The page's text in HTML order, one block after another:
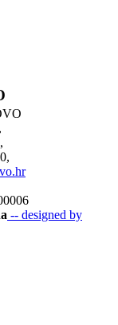
-- designed by